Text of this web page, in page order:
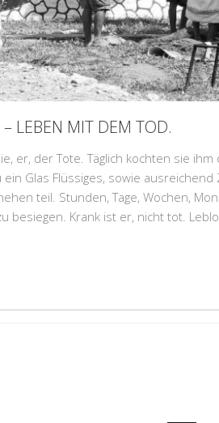
– LEBEN MIT DEM TOD.
er, der Tote. Täglich kochten sie
Glas Flüssiges, sowie
teil. Stunden, Tage, Wochen,
besiegen. Krank ist er, nicht tot.